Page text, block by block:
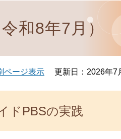
和8年7月）
ページ表示 更新日：2026年7
ドPBSの実践